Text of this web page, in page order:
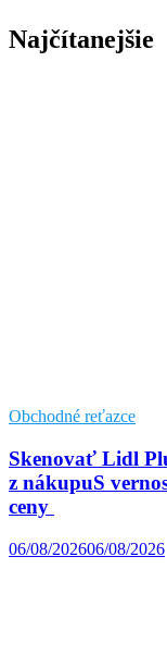
Najčítanejšie
Obchodné reťazce
Skenovať Lidl
z nákupuS
ceny
06/08/202606/08/2026